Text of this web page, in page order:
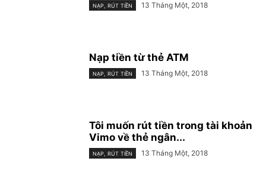
NẠP, RÚT TIỀN 13 Tháng Một, 2018
Nạp tiền từ thẻ ATM
NẠP, RÚT TIỀN 13 Tháng Một, 2018
Tôi muốn rút tiền trong tài khoản
Vimo về thẻ ngân...
NẠP, RÚT TIỀN 13 Tháng Một, 2018